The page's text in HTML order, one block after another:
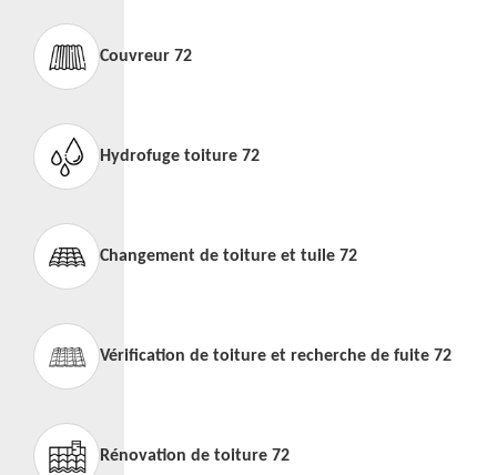
Couvreur 72
Hydrofuge toiture 72
Changement de toiture et tuile 72
Vérification de toiture et recherche de fuite 72
Rénovation de toiture 72